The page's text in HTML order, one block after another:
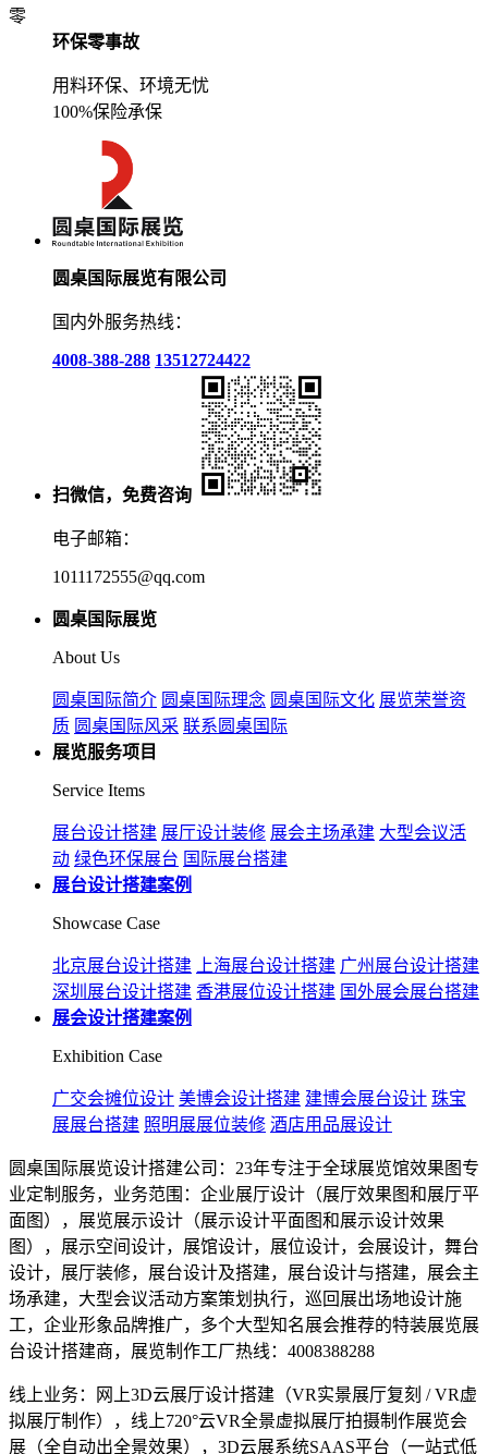
零
环保零事故
用料环保、环境无忧
100%保险承保
圆桌国际展览有限公司
国内外服务热线：
4008-388-288 13512724422
扫微信，免费咨询
电子邮箱：
1011172555@qq.com
圆桌国际展览
About Us
圆桌国际简介 圆桌国际理念 圆桌国际文化 展览荣誉资
质 圆桌国际风采 联系圆桌国际
展览服务项目
Service Items
展台设计搭建 展厅设计装修 展会主场承建 大型会议活
动 绿色环保展台 国际展台搭建
展台设计搭建案例
Showcase Case
北京展台设计搭建 上海展台设计搭建 广州展台设计搭建
深圳展台设计搭建 香港展位设计搭建 国外展会展台搭建
展会设计搭建案例
Exhibition Case
广交会摊位设计 美博会设计搭建 建博会展台设计 珠宝
展展台搭建 照明展展位装修 酒店用品展设计
圆桌国际展览设计搭建公司：23年专注于全球展览馆效果图专
业定制服务，业务范围：企业展厅设计（展厅效果图和展厅平
面图），展览展示设计（展示设计平面图和展示设计效果
图），展示空间设计，展馆设计，展位设计，会展设计，舞台
设计，展厅装修，展台设计及搭建，展台设计与搭建，展会主
场承建，大型会议活动方案策划执行，巡回展出场地设计施
工，企业形象品牌推广，多个大型知名展会推荐的特装展览展
台设计搭建商，展览制作工厂热线：4008388288
线上业务：网上3D云展厅设计搭建（VR实景展厅复刻 / VR虚
拟展厅制作），线上720°云VR全景虚拟展厅拍摄制作展览会
展（全自动出全景效果），3D云展系统SAAS平台（一站式低